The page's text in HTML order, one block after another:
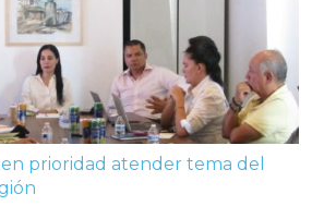
prioridad atender tema del